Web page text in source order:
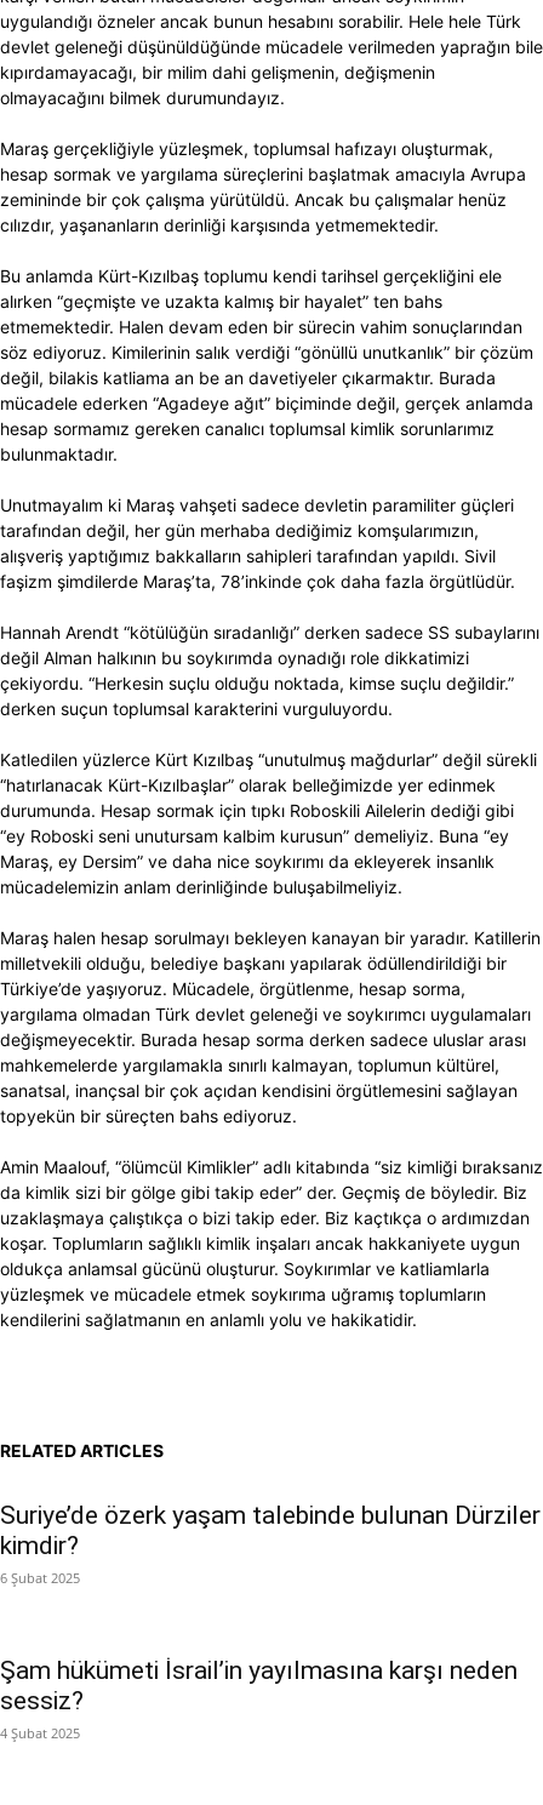
uygulandığı özneler ancak bunun hesabını sorabilir. Hele hele Türk
devlet geleneği düşünüldüğünde mücadele verilmeden yaprağın bile
kıpırdamayacağı, bir milim dahi gelişmenin, değişmenin
olmayacağını bilmek durumundayız.
Maraş gerçekliğiyle yüzleşmek, toplumsal hafızayı oluşturmak,
hesap sormak ve yargılama süreçlerini başlatmak amacıyla Avrupa
zemininde bir çok çalışma yürütüldü. Ancak bu çalışmalar henüz
cılızdır, yaşananların derinliği karşısında yetmemektedir.
Bu anlamda Kürt-Kızılbaş toplumu kendi tarihsel gerçekliğini ele
alırken “geçmişte ve uzakta kalmış bir hayalet” ten bahs
etmemektedir. Halen devam eden bir sürecin vahim sonuçlarından
söz ediyoruz. Kimilerinin salık verdiği “gönüllü unutkanlık” bir çözüm
değil, bilakis katliama an be an davetiyeler çıkarmaktır. Burada
mücadele ederken “Agadeye ağıt” biçiminde değil, gerçek anlamda
hesap sormamız gereken canalıcı toplumsal kimlik sorunlarımız
bulunmaktadır.
Unutmayalım ki Maraş vahşeti sadece devletin paramiliter güçleri
tarafından değil, her gün merhaba dediğimiz komşularımızın,
alışveriş yaptığımız bakkalların sahipleri tarafından yapıldı. Sivil
faşizm şimdilerde Maraş’ta, 78’inkinde çok daha fazla örgütlüdür.
Hannah Arendt “kötülüğün sıradanlığı” derken sadece SS subaylarını
değil Alman halkının bu soykırımda oynadığı role dikkatimizi
çekiyordu. “Herkesin suçlu olduğu noktada, kimse suçlu değildir.”
derken suçun toplumsal karakterini vurguluyordu.
Katledilen yüzlerce Kürt Kızılbaş “unutulmuş mağdurlar” değil sürekli
“hatırlanacak Kürt-Kızılbaşlar” olarak belleğimizde yer edinmek
durumunda. Hesap sormak için tıpkı Roboskili Ailelerin dediği gibi
“ey Roboski seni unutursam kalbim kurusun” demeliyiz. Buna “ey
Maraş, ey Dersim” ve daha nice soykırımı da ekleyerek insanlık
mücadelemizin anlam derinliğinde buluşabilmeliyiz.
Maraş halen hesap sorulmayı bekleyen kanayan bir yaradır. Katillerin
milletvekili olduğu, belediye başkanı yapılarak ödüllendirildiği bir
Türkiye’de yaşıyoruz. Mücadele, örgütlenme, hesap sorma,
yargılama olmadan Türk devlet geleneği ve soykırımcı uygulamaları
değişmeyecektir. Burada hesap sorma derken sadece uluslar arası
mahkemelerde yargılamakla sınırlı kalmayan, toplumun kültürel,
sanatsal, inançsal bir çok açıdan kendisini örgütlemesini sağlayan
topyekün bir süreçten bahs ediyoruz.
Amin Maalouf, “ölümcül Kimlikler” adlı kitabında “siz kimliği bıraksanız
da kimlik sizi bir gölge gibi takip eder” der. Geçmiş de böyledir. Biz
uzaklaşmaya çalıştıkça o bizi takip eder. Biz kaçtıkça o ardımızdan
koşar. Toplumların sağlıklı kimlik inşaları ancak hakkaniyete uygun
oldukça anlamsal gücünü oluşturur. Soykırımlar ve katliamlarla
yüzleşmek ve mücadele etmek soykırıma uğramış toplumların
kendilerini sağlatmanın en anlamlı yolu ve hakikatidir.
RELATED ARTICLES
Suriye’de özerk yaşam talebinde bulunan Dürziler
kimdir?
6 Şubat 2025
Şam hükümeti İsrail’in yayılmasına karşı neden
sessiz?
4 Şubat 2025